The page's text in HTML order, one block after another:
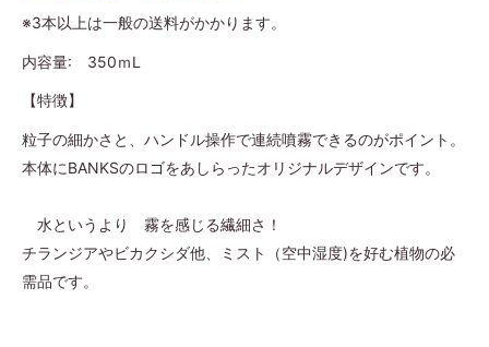
※3本以上は一般の送料がかかります。
内容量: 350ｍL
【特徴】
粒子の細かさと、ハンドル操作で連続噴霧できるのがポイント。
本体にBANKSのロゴをあしらったオリジナルデザインです。
水というより 霧を感じる繊細さ！
チランジアやビカクシダ他、ミスト（空中湿度)を好む植物の必
需品です。